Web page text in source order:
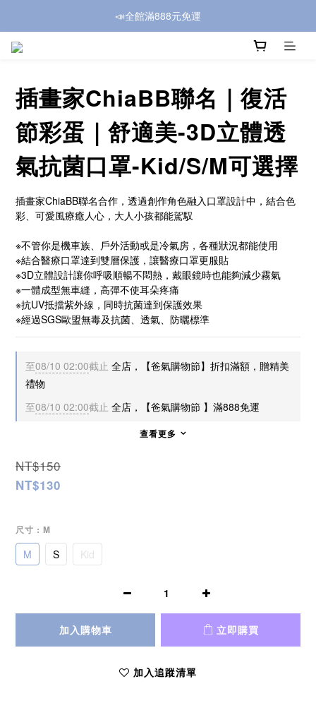
📣全館滿888元免運
插畫家ChiaBB聯名｜復活
節彩蛋｜舒適美-3D立體透
氣抗菌口罩-Kid/S/M可選擇
插畫家ChiaBB聯名合作，透過創作角色融入口罩設計中，結合色
彩、可愛風療癒人心，大人小孩都能駕馭
※不管你是機車族、戶外活動或是冷氣房，各種狀況都能使用
※結合醫療口罩達到雙層保護，讓醫療口罩更服貼
※3D立體設計讓你呼吸順暢不悶熱，戴眼鏡時也能夠減少霧氣
※一體成型無車縫，高彈不使耳朵疼痛
※抗UV抵擋紫外線，同時抗菌達到保護效果
※經過SGS歐盟無毒及抗菌、透氣、防曬標準
至08/10 02:00截止 全店，【爸氣購物節】折扣滿額，贈精美
禮物
至08/10 02:00截止 全店，【爸氣購物節 】滿888免運
查看更多
NT$150
NT$130
尺寸 : M
M S Kid
加入購物車 立即購買
加入追蹤清單